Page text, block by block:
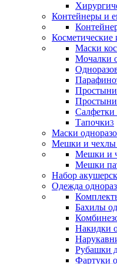
Контейнеры и
Маски
Мочалки
Простыни
Простыни
Тапочки3
Маски
Мешки и чехлы
Мешки и
Мешки
Набор
Одежда
Бахилы
Накидки
Рубашки
Фартуки